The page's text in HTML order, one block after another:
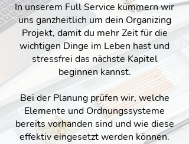
In unserem Full Service kümmern wir
uns ganzheitlich um dein Organizing
Projekt, damit du mehr Zeit für die
wichtigen Dinge im Leben hast und
stressfrei das nächste Kapitel
beginnen kannst.
Bei der Planung prüfen wir, welche
Elemente und Ordnungssysteme
bereits vorhanden sind und wie diese
effektiv eingesetzt werden können.